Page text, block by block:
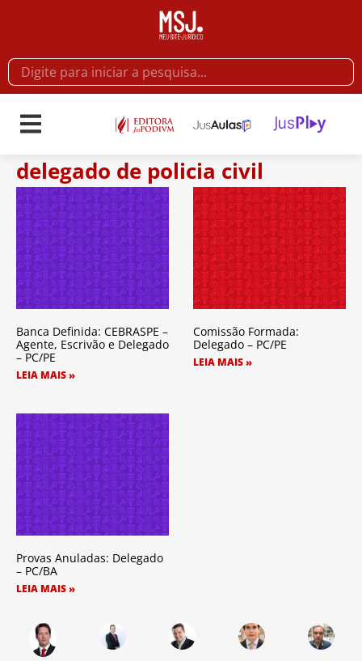
delegado de policia civil
Banca Definida: CEBRASPE –
Agente, Escrivão e Delegado
– PC/PE
LEIA MAIS »
Comissão Formada:
Delegado – PC/PE
LEIA MAIS »
Provas Anuladas: Delegado
– PC/BA
LEIA MAIS »